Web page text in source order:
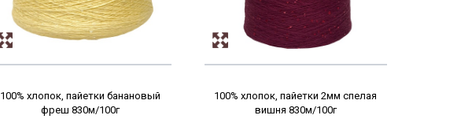
100% хлопок, пайетки банановый
фреш 830м/100г
100% хлопок, пайетки 2мм спелая
вишня 830м/100г